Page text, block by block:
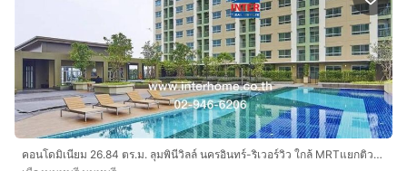
คอนโดมิเนียม 26.84 ตร.ม. ลุมพินีวิลล์ นครอินทร์-ริเวอร์วิว ใกล้ MRTแยกติวานนท์ ถนนกรุงเทพ-นนทบุรี ถนนนครอินทร์ ถนนติวานนท์ เมืองนนทบุรี